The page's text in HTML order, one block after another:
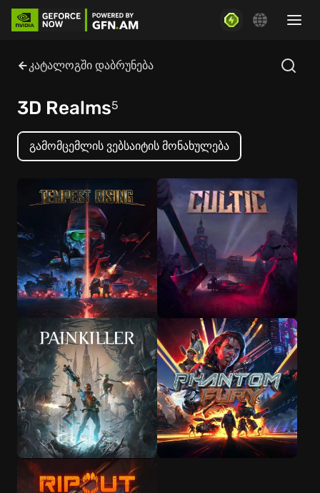
კატალოგში დაბრუნება
3D Realms5
გამომცემლის ვებსაიტის მონახულება